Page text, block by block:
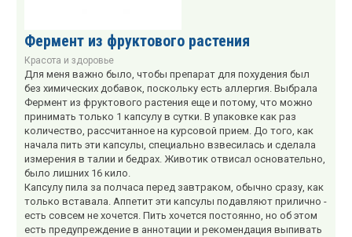
Фермент из фруктового растения
Красота и здоровье
Для меня важно было, чтобы препарат для похудения был
без химических добавок, поскольку есть аллергия. Выбрала
Фермент из фруктового растения еще и потому, что можно
принимать только 1 капсулу в сутки. В упаковке как раз
количество, рассчитанное на курсовой прием. До того, как
начала пить эти капсулы, специально взвесилась и сделала
измерения в талии и бедрах. Животик отвисал основательно,
было лишних 16 кило.
Капсулу пила за полчаса перед завтраком, обычно сразу, как
только вставала. Аппетит эти капсулы подавляют прилично -
есть совсем не хочется. Пить хочется постоянно, но об этом
есть предупреждение в аннотации и рекомендация выпивать